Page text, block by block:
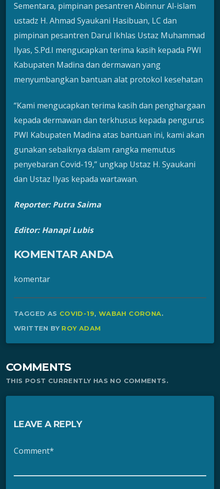
Sementara, pimpinan pesantren Abinnur Al-islam
ustadz H. Ahmad Syaukani Hasibuan, LC dan
pimpinan pesantren Darul Ikhlas Ustaz Muhammad
Ilyas, S.Pd.I mengucapkan terima kasih kepada PWI
Kabupaten Madina dan dermawan yang
menyumbangkan bantuan alat protokol kesehatan
“Kami mengucapkan terima kasih dan penghargaan
kepada dermawan dan terkhusus kepada pengurus
PWI Kabupaten Madina atas bantuan ini, kami akan
gunakan sebaiknya dalam rangka memutus
penyebaran Covid-19,” ungkap Ustaz H. Syaukani
dan Ustaz Ilyas kepada wartawan.
Reporter: Putra Saima
Editor: Hanapi Lubis
KOMENTAR ANDA
komentar
TAGGED AS COVID-19, WABAH CORONA.
WRITTEN BY ROY ADAM
COMMENTS
THIS POST CURRENTLY HAS NO COMMENTS.
LEAVE A REPLY
Comment*